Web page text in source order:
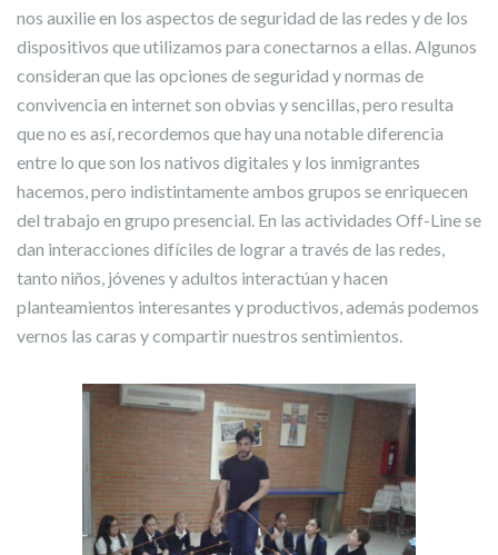
nos auxilie en los aspectos de seguridad de las redes y de los
dispositivos que utilizamos para conectarnos a ellas. Algunos
consideran que las opciones de seguridad y normas de
convivencia en internet son obvias y sencillas, pero resulta
que no es así, recordemos que hay una notable diferencia
entre lo que son los nativos digitales y los inmigrantes
hacemos, pero indistintamente ambos grupos se enriquecen
del trabajo en grupo presencial. En las actividades Off-Line se
dan interacciones difíciles de lograr a través de las redes,
tanto niños, jóvenes y adultos interactúan y hacen
planteamientos interesantes y productivos, además podemos
vernos las caras y compartir nuestros sentimientos.